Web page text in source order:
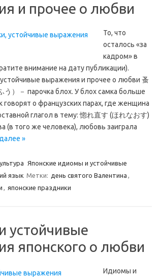
и прочее о любви
То, что
осталось «за
кадром» в
внимание на дату публикации).
выражения и прочее о любви 蚤
う）－ парочка блох. У блох самка больше
говорят о французских парах, где женщина
глагол в тему: 惚れ直す (ほれなおす)
(в того же человека), любовь заиграла
»
Японские идиомы и устойчивые
язык Метки: день святого Валентина ,
, японские праздники
устойчивые
японского о любви
Идиомы и